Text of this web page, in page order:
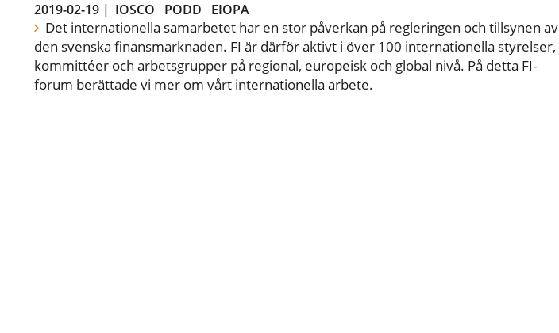
2019-02-19| IOSCO PODD EIOPA
Det internationella samarbetet har en stor påverkan på regleringen och tillsynen av
den svenska finansmarknaden. FI är därför aktivt i över 100 internationella styrelser,
kommittéer och arbetsgrupper på regional, europeisk och global nivå. På detta FI-
forum berättade vi mer om vårt internationella arbete.